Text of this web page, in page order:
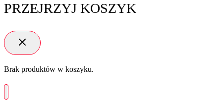
PRZEJRZYJ KOSZYK
Brak produktów w koszyku.